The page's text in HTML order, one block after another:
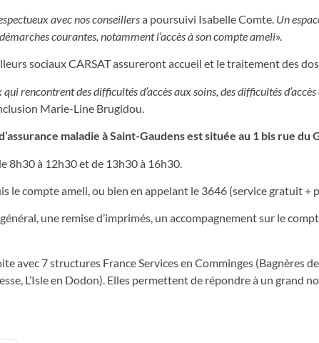
avec nos conseillersa poursuivi Isabelle Comte. Un
courantes, notamment l’accès à son compte ameli».
sociaux CARSAT assureront accueil et le traitement des
rencontrent des difficultés d’accès aux soins, des difficultés
Marie-Line Brugidou.
maladie à Saint-Gaudens est située au 1 bis rue du
8h30 à 12h30 et de 13h30 à 16h30.
le compte ameli, ou bien en appelant le 3646 (service gratuit +
une remise d’imprimés, un accompagnement sur le
avec 7 structures France Services en Comminges (Bagnères
L’Isle en Dodon). Elles permettent de répondre à un grand